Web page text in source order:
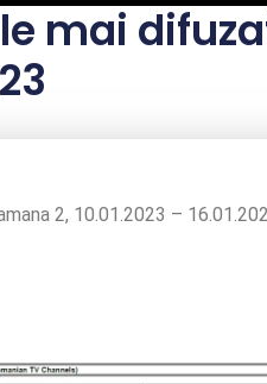
mai
2, 10.01.2023 –